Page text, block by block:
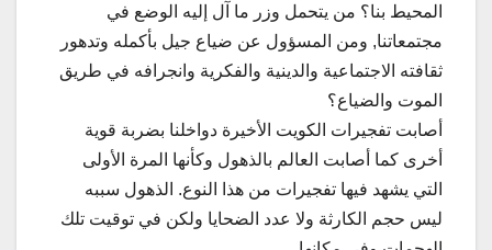
المحيط بنا؟ من يتحمل وزر ما آل إليه الوضع في
مجتمعاتنا, ومن المسؤول عن ضياع جيل بأكمله وتدهور
ثقافته الاجتماعية والدينية والفكرية وانجرافه في طريق
الموت والضياع؟
أصابت تفجيرات الكويت الأخيرة دواخلنا بضربة قوية
أخرى كما أصابت العالم بالذهول وكأنها المرة الأولى
التي يشهد فيها تفجيرات من هذا النوع. الذهول سببه
ليس حجم الكارثة ولا عدد الضحايا ولكن في توقيت تلك